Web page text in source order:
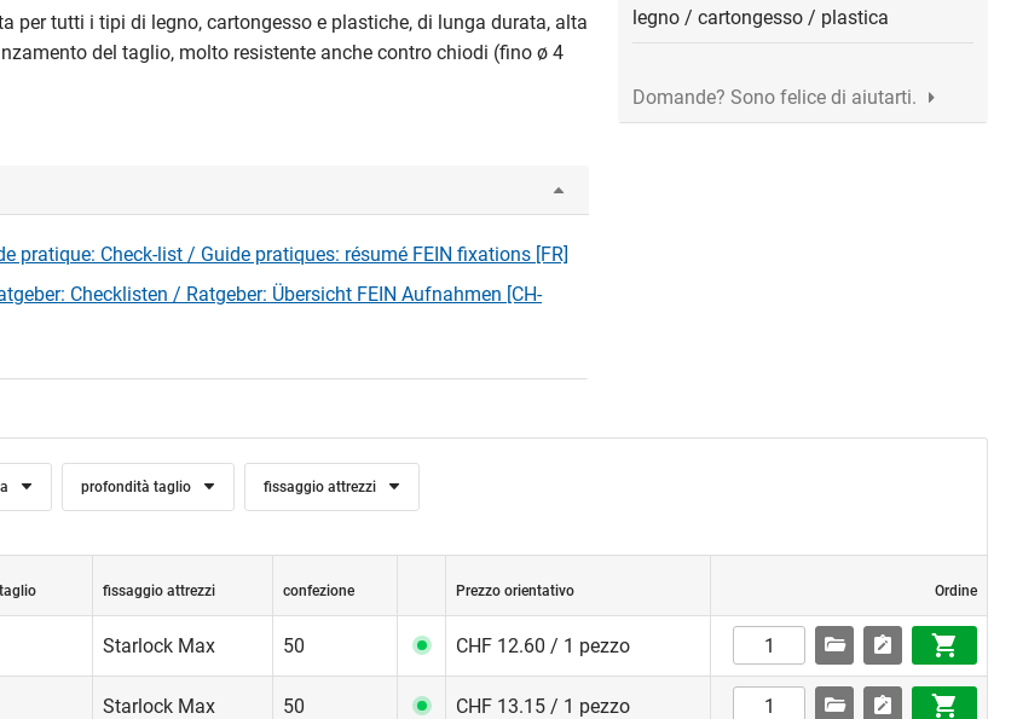
per tutti i tipi di legno, cartongesso e plastiche, di lunga durata, alta
del taglio, molto resistente anche contro chiodi (fino ø 4
pratique: Check-list / Guide pratiques: résumé FEIN fixations [FR]
Checklisten / Ratgeber: Übersicht FEIN Aufnahmen [CH-
legno / cartongesso / plastica
Domande? Sono felice di aiutarti.
profondità taglio fissaggio attrezzi
fissaggio attrezzi confezione Prezzo orientativo Ordine
Starlock Max 50 CHF 12.60 / 1 pezzo
Starlock Max 50 CHF 13.15 / 1 pezzo